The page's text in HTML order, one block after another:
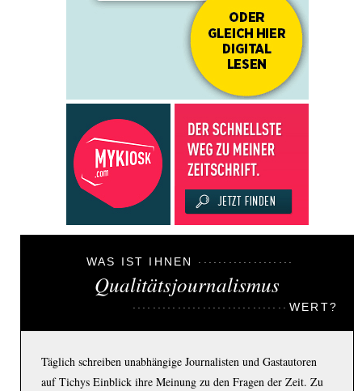
WAS IST IHNEN
Qualitätsjournalismus
WERT?
Täglich schreiben unabhängige Journalisten und Gastautoren
auf Tichys Einblick ihre Meinung zu den Fragen der Zeit. Zu